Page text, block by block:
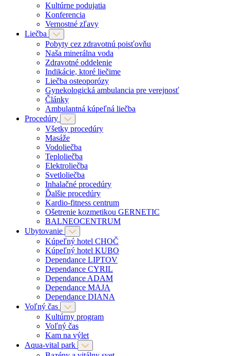
Kultúrne podujatia
Konferencia
Vernostné zľavy
Liečba
Pobyty cez zdravotnú poisťovňu
Naša minerálna voda
Zdravotné oddelenie
Indikácie, ktoré liečime
Liečba osteoporózy
Gynekologická ambulancia pre verejnosť
Články
Ambulantná kúpeľná liečba
Procedúry
Všetky procedúry
Masáže
Vodoliečba
Teploliečba
Elektroliečba
Svetloliečba
Inhalačné procedúry
Ďalšie procedúry
Kardio-fitness centrum
Ošetrenie kozmetikou GERNETIC
BALNEOCENTRUM
Ubytovanie
Kúpeľný hotel CHOČ
Kúpeľný hotel KUBO
Dependance LIPTOV
Dependance CYRIL
Dependance ADAM
Dependance MAJA
Dependance DIANA
Voľný čas
Kultúrny program
Voľný čas
Kam na výlet
Aqua-vital park